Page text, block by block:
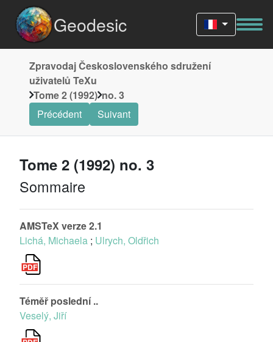
Geodesic
Zpravodaj Československého sdružení
uživatelů TeXu
Tome 2 (1992) no. 3
Précédent
Suivant
Tome 2 (1992) no. 3
Sommaire
AMSTeX verze 2.1
Lichá, Michaela ; Ulrych, Oldřich
Téměř poslední ..
Veselý, Jiří